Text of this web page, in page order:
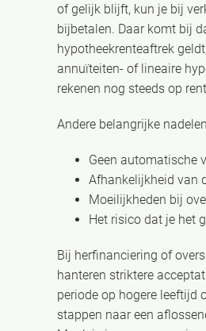
of gelijk blijft, kun je bij
bijbetalen. Daar komt bij
hypotheekrenteaftrek
annuïteiten- of lineaire
rekenen nog steeds op
Andere belangrijke
Geen automatische
Afhankelijkheid van
Moeilijkheden bij
Het risico dat je het
Bij herfinanciering of
hanteren striktere
periode op hogere leeftijd
stappen naar een